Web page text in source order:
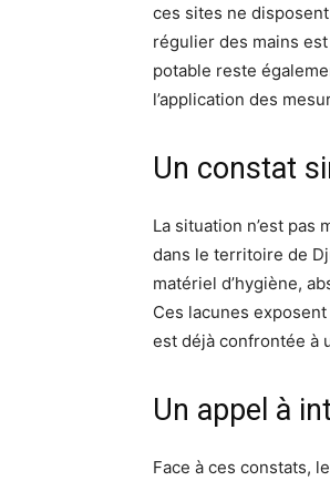
ces sites ne
régulier des mains est
potable reste
l’application des
Un constat
La situation n’est pas
dans le territoire de
matériel d’hygiène,
Ces lacunes
est déjà confrontée à
Un appel à
Face à ces constats,